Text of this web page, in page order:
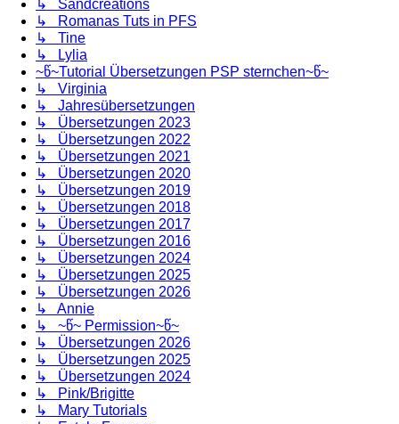
↳ Sandcreations
↳ Romanas Tuts in PFS
↳ Tine
↳ Lylia
~წ~Tutorial Übersetzungen PSP sternchen~წ~
↳ Virginia
↳ Jahresübersetzungen
↳ Übersetzungen 2023
↳ Übersetzungen 2022
↳ Übersetzungen 2021
↳ Übersetzungen 2020
↳ Übersetzungen 2019
↳ Übersetzungen 2018
↳ Übersetzungen 2017
↳ Übersetzungen 2016
↳ Übersetzungen 2024
↳ Übersetzungen 2025
↳ Übersetzungen 2026
↳ Annie
↳ ~წ~ Permission~წ~
↳ Übersetzungen 2026
↳ Übersetzungen 2025
↳ Übersetzungen 2024
↳ Pink/Brigitte
↳ Mary Tutorials